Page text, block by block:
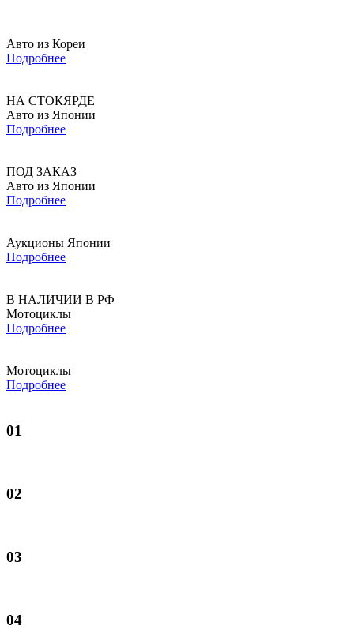
Авто из Кореи
Подробнее
НА СТОКЯРДЕ
Авто из Японии
Подробнее
ПОД ЗАКАЗ
Авто из Японии
Подробнее
Аукционы Японии
Подробнее
В НАЛИЧИИ В РФ
Мотоциклы
Подробнее
Мотоциклы
Подробнее
01
02
03
04